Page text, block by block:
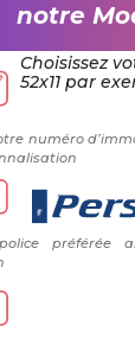
notre
Choisissez
52x11 par
numéro
préférée